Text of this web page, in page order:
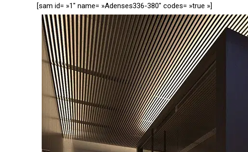
[sam id= »1″ name= »Adenses336-380″ codes= »true »]